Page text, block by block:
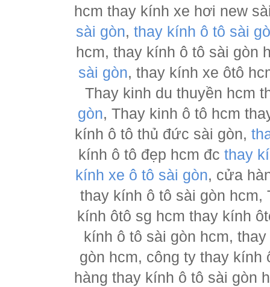
hcm thay kính xe hơi new
sài gòn,thay kính ô tô sài
hcm, thay kính ô tô sài gòn
sài gòn, thay kính xe ôtô
Thay kinh du thuyền hcm
gòn, Thay kinh ô tô hcm
kính ô tô thủ đức sài gòn,
kính ô tô đẹp hcm đc thay
kính xe ô tô sài gòn, cửa
thay kính ô tô sài gòn hcm,
kính ôtô sg hcm thay kính
kính ô tô sài gòn hcm,
gòn hcm, công ty thay
hàng thay kính ô tô sài gòn